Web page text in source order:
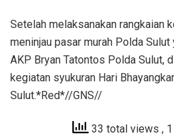
Setelah melaksanakan rangkaian
meninjau pasar murah Polda
AKP Bryan Tatontos Polda Sulut,
kegiatan syukuran Hari
Sulut.*Red*//GNS//
33 total views ,